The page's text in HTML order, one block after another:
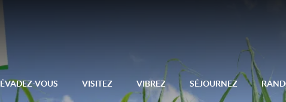
ÉVADEZ-VOUS VISITEZ VIBREZ SÉJOURNEZ